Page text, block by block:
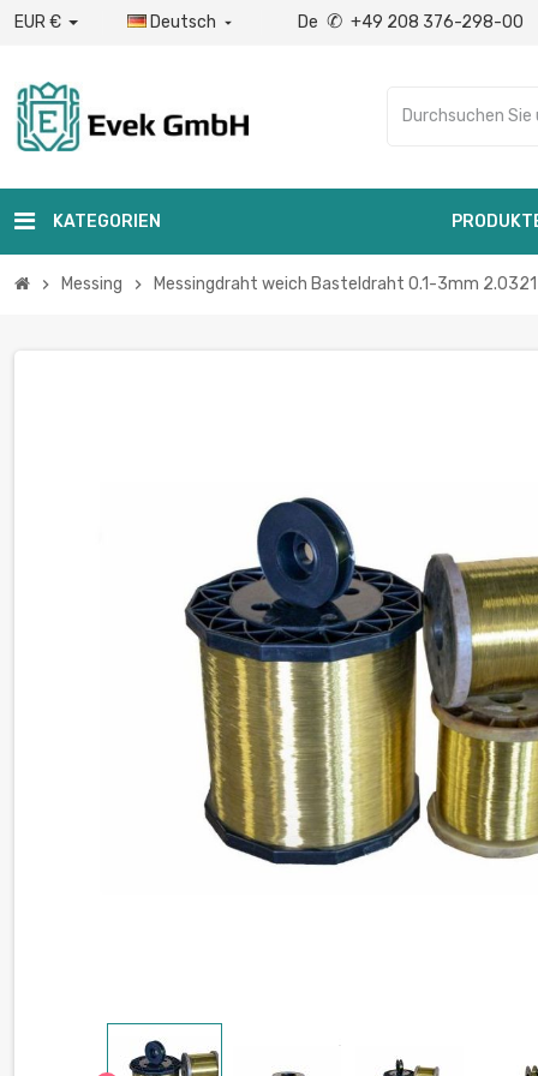
EUR € Deutsch  De ✆ +49 208 376-298-00
KATEGORIEN
chevron_right Messing chevron_right Messingdraht weich Basteldraht 0.1-3mm